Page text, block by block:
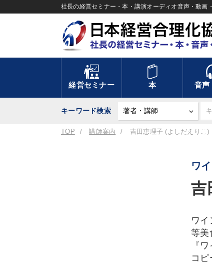
社長の経営セミナー・本・講演オーディオ音声・動画
経営セミナー 本 音声
キーワード検索
TOP 講師案内 吉田恵理子 (よしだえりこ)
ワ
吉
ワ
等美
『
コ